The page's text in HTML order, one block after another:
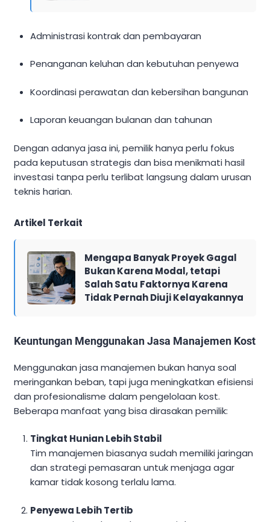
Administrasi kontrak dan pembayaran
Penanganan keluhan dan kebutuhan penyewa
Koordinasi perawatan dan kebersihan bangunan
Laporan keuangan bulanan dan tahunan
Dengan adanya jasa ini, pemilik hanya perlu fokus
pada keputusan strategis dan bisa menikmati hasil
investasi tanpa perlu terlibat langsung dalam urusan
teknis harian.
Artikel Terkait
Mengapa Banyak Proyek Gagal
Bukan Karena Modal, tetapi
Salah Satu Faktornya Karena
Tidak Pernah Diuji Kelayakannya
Keuntungan Menggunakan Jasa Manajemen Kost
Menggunakan jasa manajemen bukan hanya soal
meringankan beban, tapi juga meningkatkan efisiensi
dan profesionalisme dalam pengelolaan kost.
Beberapa manfaat yang bisa dirasakan pemilik:
Tingkat Hunian Lebih Stabil
Tim manajemen biasanya sudah memiliki jaringan
dan strategi pemasaran untuk menjaga agar
kamar tidak kosong terlalu lama.
Penyewa Lebih Tertib